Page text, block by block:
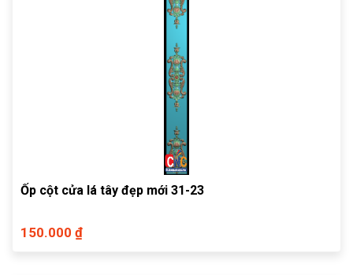
Ốp cột cửa lá tây đẹp mới 31-23
150.000 ₫